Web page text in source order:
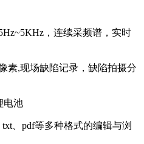
，连续采频谱，实时
素,现场缺陷记录，缺陷拍摄分
电池
、pdf等多种格式的编辑与浏